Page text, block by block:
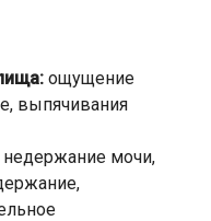
ощущение
выпячивания
недержание мочи,